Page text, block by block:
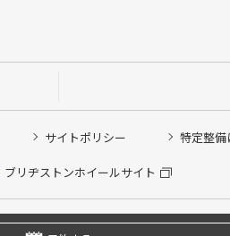
サイトポリシー 特定整備
ブリヂストンホイールサイト
Retail Co.,Ltd. All rights Reserved.
こちらを選択ください